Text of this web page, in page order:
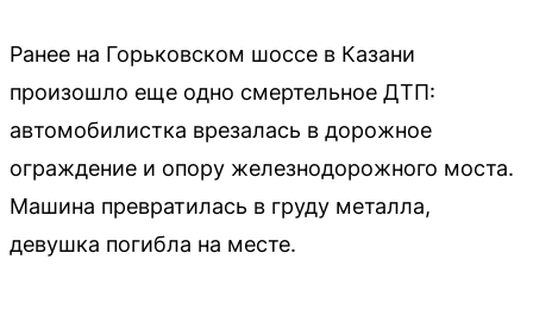
Ранее на Горьковском шоссе в Казани
произошло еще одно смертельное ДТП:
автомобилистка врезалась в дорожное
ограждение и опору железнодорожного моста.
Машина превратилась в груду металла,
девушка погибла на месте.